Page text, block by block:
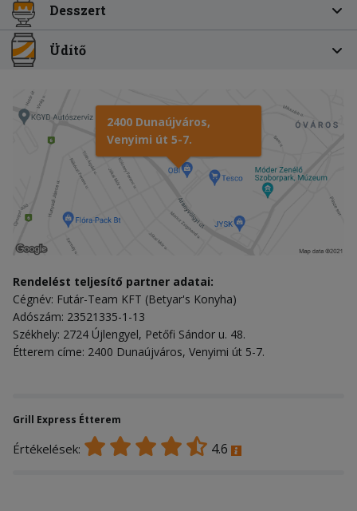
Desszert
Üdítő
2400 Dunaújváros,
Venyimi út 5-7.
Rendelést teljesítő partner adatai:
Cégnév: Futár-Team KFT (Betyar's Konyha)
Adószám: 23521335-1-13
Székhely: 2724 Újlengyel, Petőfi Sándor u. 48.
Étterem címe: 2400 Dunaújváros, Venyimi út 5-7.
Grill Express Étterem
Értékelések: 4.6